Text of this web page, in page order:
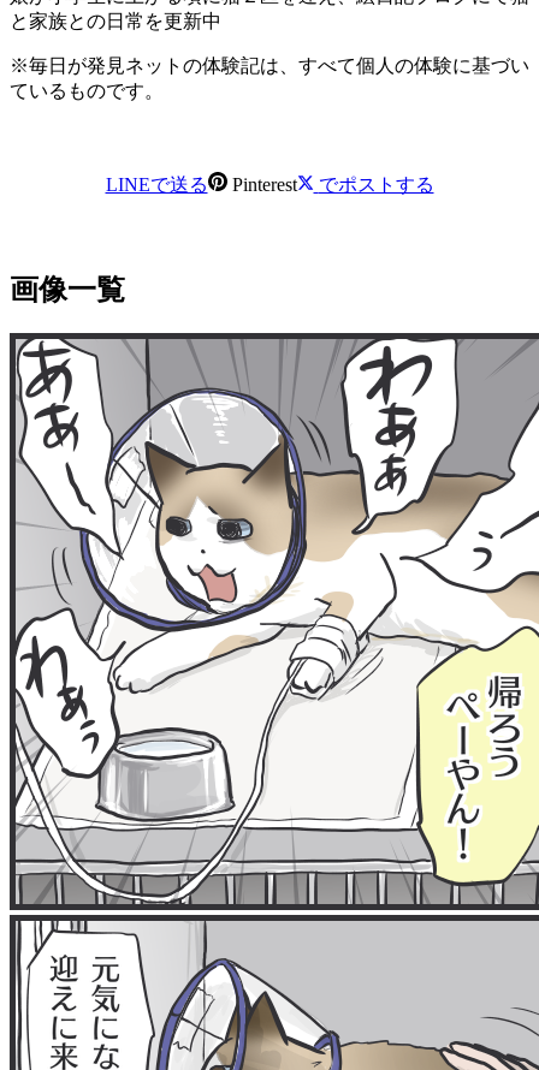
と家族との日常を更新中
※毎日が発見ネットの体験記は、すべて個人の体験に基づい
ているものです。
LINEで送る Pinterest でポストする
画像一覧